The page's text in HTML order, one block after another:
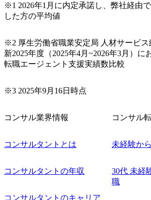
ご担当いただき、当社の社員が業務面
徐々に対応範囲を広げていただきます。
ルティング領域)から参画いただきます
への企画提案、そして実行までを一気
だきます。 アジャイル開発を通じて顧
軟に取り入れながら改善サイクルを回す
きます。 ● 勤務地 東京都渋谷区渋谷3丁目6-7 渋谷金王タワ
則により就業時間内の喫煙を全面的に禁
制度あり オンライン ● 必須要件 以下い
件定義～基本設計など上流経験2年以上
工程の経験 ・サブリーダー以上のマネ
様との折衝経験、交渉経験 ・組織課題
務改善に取り組まれたご経験 ・アジャ
味関心 ● 求める人物像 ・リーダーシッ
※1 2026年1月に内定承諾し、弊社経由
した方の平均値
※2 厚生労働省職業安定局 人材サービ
新2025年度（2025年4月~2026年3月）に
転職エージェント支援実績数比較
※3 2025年9月16日時点
コンサル業界情報
コンサルタントとは
コンサルタントの年収
コンサルタントのキャリア
コンサル
未経験か
30代 未経
職